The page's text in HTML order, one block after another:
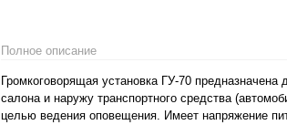
Полное описание
Громкоговорящая установка ГУ-70 предназначена
салона и наружу транспортного средства
целью ведения оповещения. Имеет напряжение